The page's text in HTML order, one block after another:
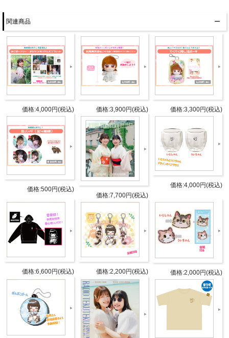
ぜひこのサコッシュを持ってお散歩してくださいね！
商品詳細
DETAIL
【カラー】ナチュラル
【サイズ】W300×H230mm
ショルダーの長さ
1050mm
【素材】 綿100%
発売元
タブリエ・コミュニケーションズ株
式会社
販売元
タブリエ・コミュニケーションズ株
式会社
JANコ
ード
4582778180550
商品番
号
GOODS-1179
©Internet Radio Station＜音泉＞
関連商品
価格:4,000円(税込) 価格:3,900円(税込) 価格:3,300円(税込)
価格:500円(税込)
価格:7,700円(税込)
価格:4,000円(税込)
価格:6,600円(税込) 価格:2,200円(税込) 価格:2,000円(税込)